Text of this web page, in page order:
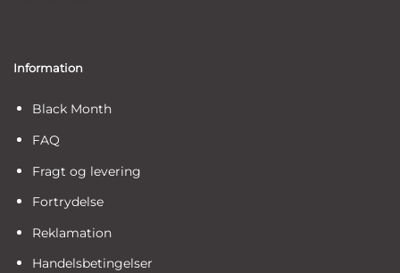
Information
Black Month
FAQ
Fragt og levering
Fortrydelse
Reklamation
Handelsbetingelser